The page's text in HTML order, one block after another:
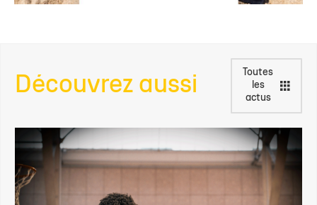
Découvrez aussi
Toutes
les
actus